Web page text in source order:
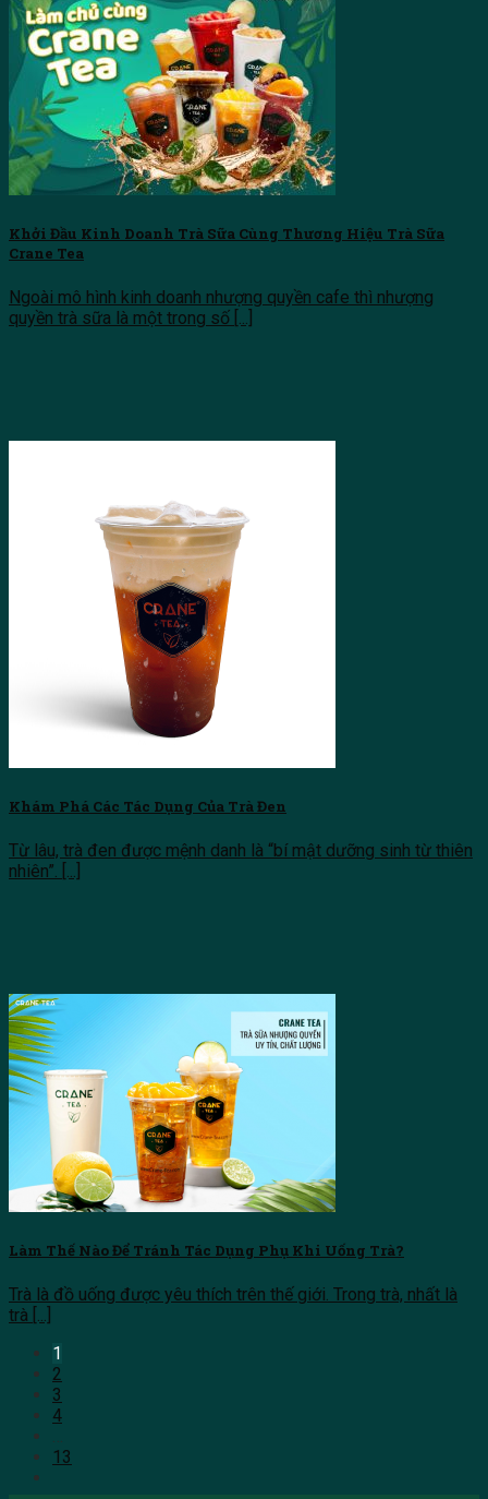
Khởi Đầu Kinh Doanh Trà Sữa Cùng Thương Hiệu Trà Sữa
Crane Tea
Ngoài mô hình kinh doanh nhượng quyền cafe thì nhượng
quyền trà sữa là một trong số [...]
Khám Phá Các Tác Dụng Của Trà Đen
Từ lâu, trà đen được mệnh danh là “bí mật dưỡng sinh từ thiên
nhiên”. [...]
Làm Thế Nào Để Tránh Tác Dụng Phụ Khi Uống Trà?
Trà là đồ uống được yêu thích trên thế giới. Trong trà, nhất là
trà [...]
1
2
3
4
…
13